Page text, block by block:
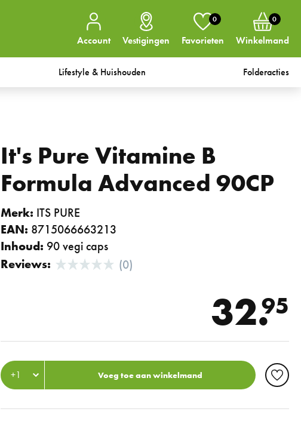
Account Vestigingen
0
Favorieten
0
Winkelmand
Lifestyle & Huishouden Folderacties
It's Pure Vitamine B
Formula Advanced 90CP
Merk: ITS PURE
EAN: 8715066663213
Inhoud: 90 vegi caps
Reviews:
(0)
32.
95
Voeg toe aan winkelmand